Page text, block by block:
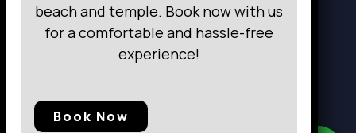
beach and temple. Book now with us
for a comfortable and hassle-free
experience!
Book Now